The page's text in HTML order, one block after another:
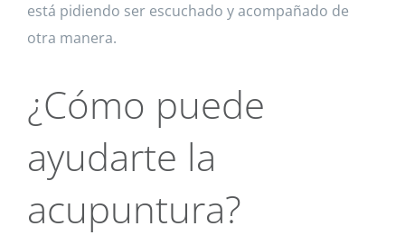
está pidiendo ser escuchado y acompañado de
otra manera.
¿Cómo puede
ayudarte la
acupuntura?